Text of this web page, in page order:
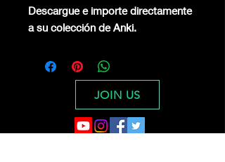
Descargue e importe directamente
a su colección de Anki.
JOIN US